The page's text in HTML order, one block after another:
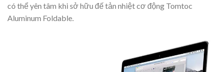
có thể yên tâm khi sở hữu đế tản nhiệt cơ động Tomtoc
Aluminum Foldable.